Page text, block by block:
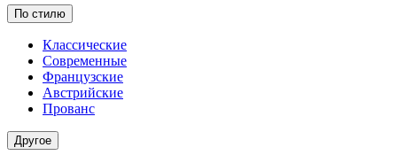
По стилю
Классические
Современные
Французские
Австрийские
Прованс
Другое